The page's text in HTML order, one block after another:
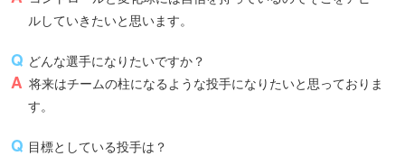
ルしていきたいと思います。
どんな選手になりたいですか？
将来はチームの柱になるような投手になりたいと思っておりま
す。
目標としている投手は？